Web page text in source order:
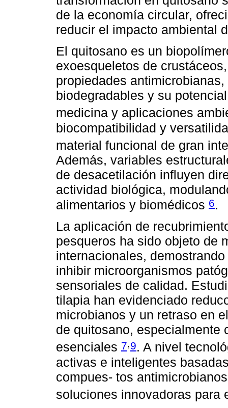
de la economía circular,
reducir el impacto ambiental
El quitosano es un
exoesqueletos de
propiedades
biodegradables y su
medicina y aplicaciones
biocompatibilidad y
material funcional de gran
Además, variables
de desacetilación influyen
actividad biológica,
alimentarios y biomédicos 6.
La aplicación de
pesqueros ha sido objeto de
internacionales,
inhibir microorganismos
sensoriales de calidad.
tilapia han evidenciado
microbianos y un retraso en
de quitosano, especialmente
esenciales 7,9. A nivel
activas e inteligentes
compues- tos
soluciones innovadoras